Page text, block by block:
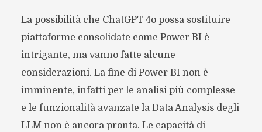
La possibilità che ChatGPT 4o possa sostituire
piattaforme consolidate come Power BI è
intrigante, ma vanno fatte alcune
considerazioni. La fine di Power BI non è
imminente, infatti per le analisi più complesse
e le funzionalità avanzate la Data Analysis degli
LLM non è ancora pronta. Le capacità di